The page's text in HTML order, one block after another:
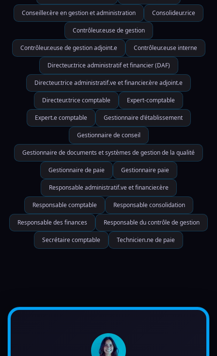
Conseiller.ère en gestion et administration Consolideur.rice
Contrôleur.euse de gestion
Contrôleur.euse de gestion adjoint.e Contrôleur.euse interne
Directeur.trice administratif et financier (DAF)
Directeur.trice administratif.ve et financier.ère adjoint.e
Directeur.trice comptable Expert-comptable
Expert.e comptable Gestionnaire d'établissement
Gestionnaire de conseil
Gestionnaire de documents et systèmes de gestion de la qualité
Gestionnaire de paie Gestionnaire paie
Responsable administratif.ve et financier.ère
Responsable comptable Responsable consolidation
Responsable des finances Responsable du contrôle de gestion
Secrétaire comptable Technicien.ne de paie